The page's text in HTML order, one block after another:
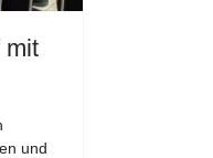
mit
und